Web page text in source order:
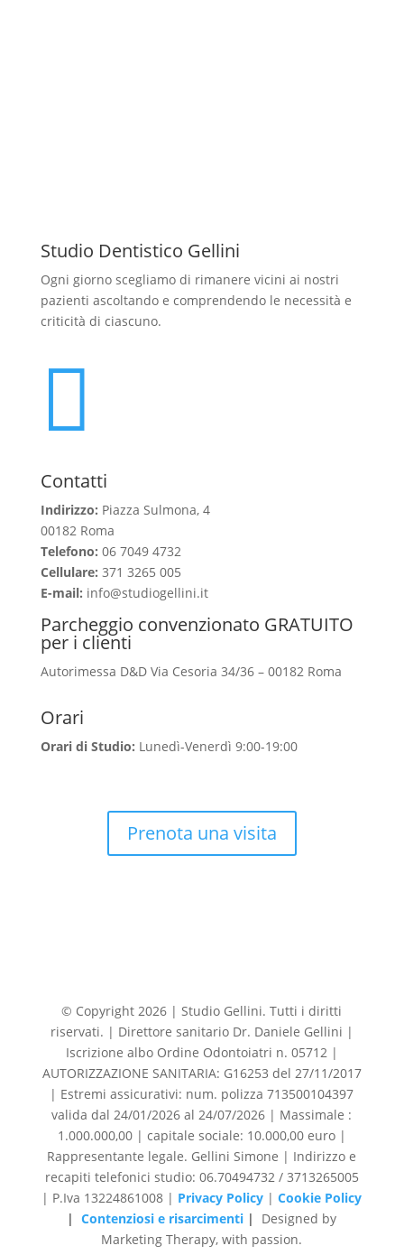
Studio Dentistico Gellini
Ogni giorno scegliamo di rimanere vicini ai nostri
pazienti ascoltando e comprendendo le necessità e
criticità di ciascuno.

Contatti
Indirizzo: Piazza Sulmona, 4
00182 Roma
Telefono: 06 7049 4732
Cellulare: 371 3265 005
E-mail: info@studiogellini.it
Parcheggio convenzionato GRATUITO
per i clienti
Autorimessa D&D Via Cesoria 34/36 – 00182 Roma
Orari
Orari di Studio: Lunedì-Venerdì 9:00-19:00
Prenota una visita
© Copyright 2026 | Studio Gellini. Tutti i diritti
riservati. | Direttore sanitario Dr. Daniele Gellini |
Iscrizione albo Ordine Odontoiatri n. 05712 |
AUTORIZZAZIONE SANITARIA: G16253 del 27/11/2017
| Estremi assicurativi: num. polizza 713500104397
valida dal 24/01/2026 al 24/07/2026 | Massimale :
1.000.000,00 | capitale sociale: 10.000,00 euro |
Rappresentante legale. Gellini Simone | Indirizzo e
recapiti telefonici studio: 06.70494732 / 3713265005
| P.Iva 13224861008 | Privacy Policy |Cookie Policy
| Contenziosi e risarcimenti | Designed by
Marketing Therapy, with passion.